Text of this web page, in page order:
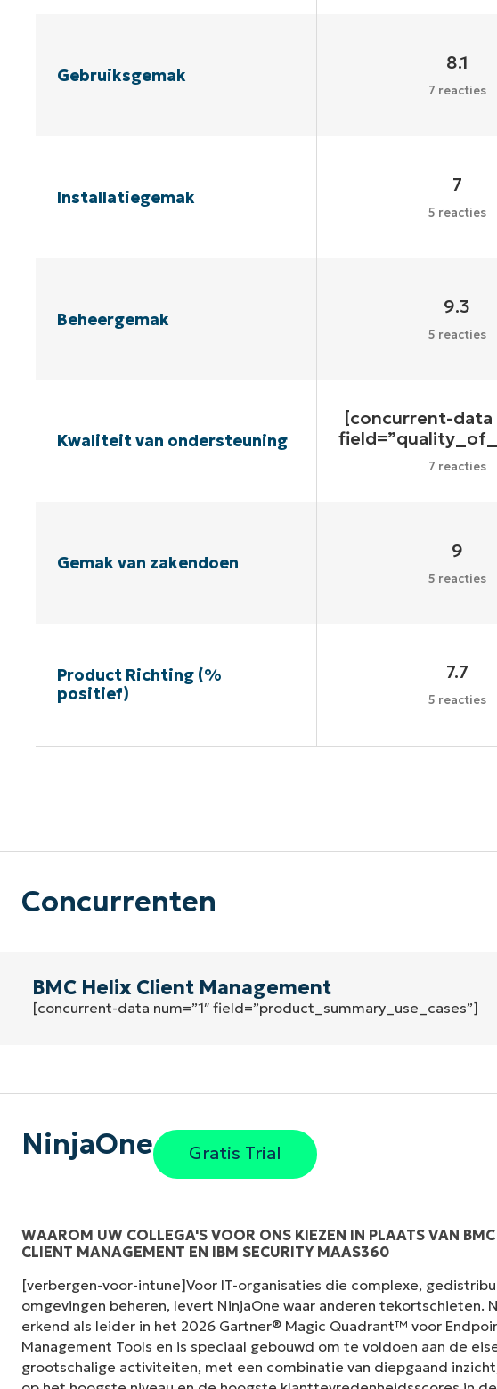
Gebruiksgemak
8.1
7 reacties
Installatiegemak
7
5 reacties
Beheergemak
9.3
5 reacties
Kwaliteit van ondersteuning
[concurrent-data
7 reacties
Gemak van zakendoen
9
5 reacties
Product Richting (%
positief)
7.7
5 reacties
Concurrenten
BMC Helix Client Management
[concurrent-data num=”1″ field=”product_summary_use_cases”]
NinjaOne Gratis Trial
WAAROM UW COLLEGA'S VOOR ONS KIEZEN IN PLAATS VAN
CLIENT MANAGEMENT EN IBM SECURITY MAAS360
[verbergen-voor-intune]Voor IT-organisaties die complexe,
omgevingen beheren, levert NinjaOne waar anderen tekortschieten.
erkend als leider in het 2026 Gartner® Magic Quadrant™ voor
Management Tools en is speciaal gebouwd om te voldoen aan de
grootschalige activiteiten, met een combinatie van diepgaand
"Voorheen had ik 10-15 verschillende tools nodig om uit te
NinjaOne doet in zijn gecentraliseerde, enkele dashboard.
het leven zo veel gemakkelijker."
Ernie Turner
Director of IT bij
Vetcor